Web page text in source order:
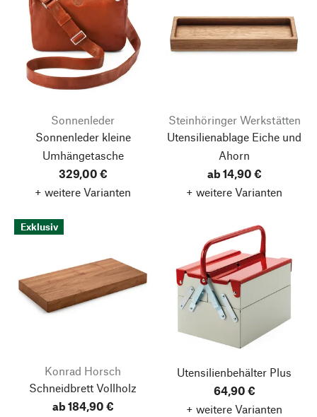
Sonnenleder
Sonnenleder kleine
Umhängetasche
329,00 €
+ weitere Varianten
Steinhöringer Werkstätten
Utensilienablage Eiche und
Ahorn
ab 14,90 €
+ weitere Varianten
Exklusiv
Konrad Horsch
Schneidbrett Vollholz
ab 184,90 €
Utensilienbehälter Plus
64,90 €
+ weitere Varianten